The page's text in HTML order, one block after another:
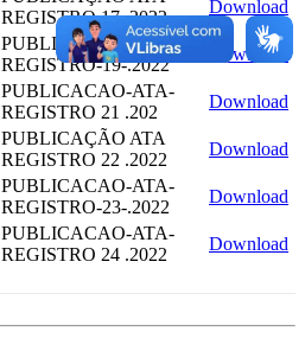
REGISTRO 17 .2022
Download
PUBLICACAO-ATA-
REGISTRO-19-.2022
Download
PUBLICACAO-ATA-
REGISTRO 21 .202
Download
PUBLICAÇÃO ATA
REGISTRO 22 .2022
Download
PUBLICACAO-ATA-
REGISTRO-23-.2022
Download
PUBLICACAO-ATA-
REGISTRO 24 .2022
Download